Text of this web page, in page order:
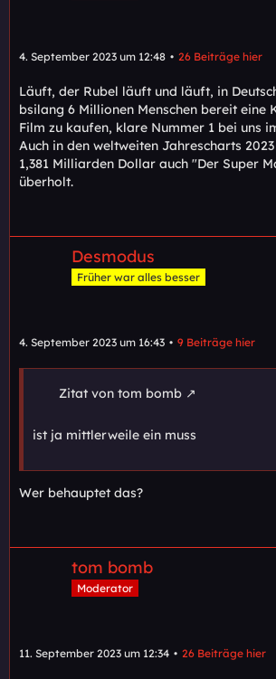
4. September 2023 um 12:48 26 Beiträge hier
Läuft, der Rubel läuft und läuft, in
bsilang 6 Millionen Menschen bereit eine
Film zu kaufen, klare Nummer 1 bei uns
Auch in den weltweiten Jahrescharts
1,381 Milliarden Dollar auch "Der Super
überholt.
Desmodus
Früher war alles besser
4. September 2023 um 16:43 9 Beiträge hier
Zitat von tom bomb
ist ja mittlerweile ein muss
Wer behauptet das?
tom bomb
Moderator
11. September 2023 um 12:34 26 Beiträge hier